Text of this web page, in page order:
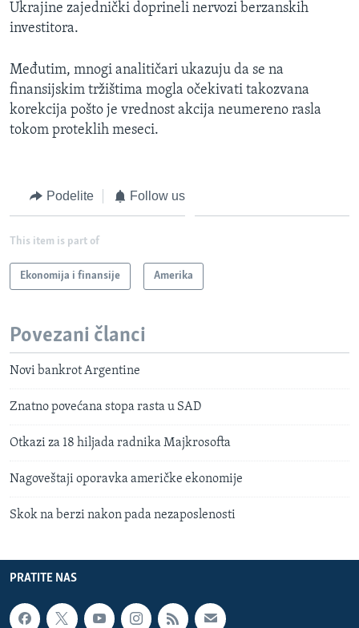
Ukrajine zajednički doprineli nervozi berzanskih
investitora.
Međutim, mnogi analitičari ukazuju da se na
finansijskim tržištima mogla očekivati takozvana
korekcija pošto je vrednost akcija neumereno rasla
tokom proteklih meseci.
Podelite Follow us
This item is part of
Ekonomija i finansije Amerika
Povezani članci
Novi bankrot Argentine
Znatno povećana stopa rasta u SAD
Otkazi za 18 hiljada radnika Majkrosofta
Nagoveštaji oporavka američke ekonomije
Skok na berzi nakon pada nezaposlenosti
PRATITE NAS